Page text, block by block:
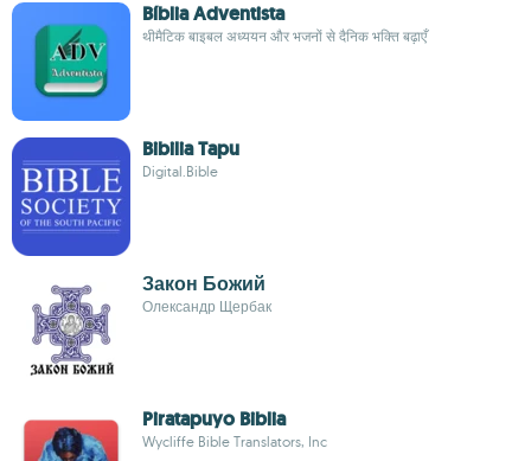
Bíblia Adventista
थीमैटिक बाइबल अध्ययन और भजनों से दैनिक भक्ति बढ़ाएँ
Bibilia Tapu
Digital.Bible
Закон Божий
Олександр Щербак
Piratapuyo Biblia
Wycliffe Bible Translators, Inc